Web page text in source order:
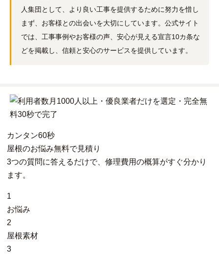
人集団として、より良い工事を提供するために努力を惜し
まず、お客様との出会いを大切にしています。公式サイト
では、工事事例やお客様の声、安心が見える宣言10カ条な
どを掲載し、信頼と安心のサービスを提供しています。
カンタン60秒
屋根のお悩み無料で見積り
3つの質問に答えるだけで、修理費用の概算がすぐ分かり
ます。
1
お悩み
2
屋根素材
3